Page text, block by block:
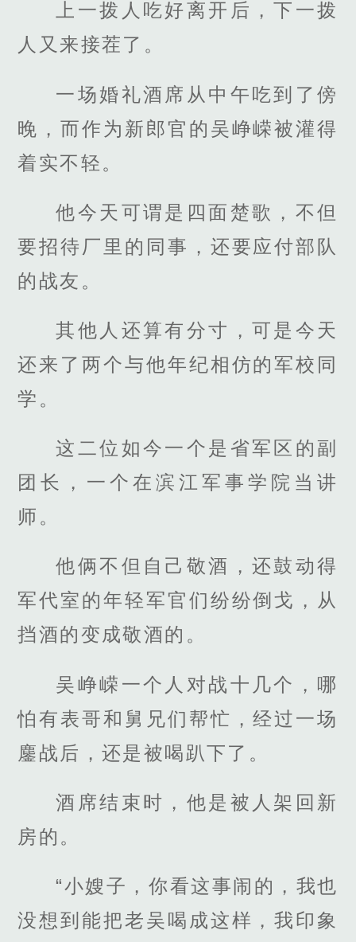
上一拨人吃好离开后，下一拨
人又来接茬了。
一场婚礼酒席从中午吃到了傍
晚，而作为新郎官的吴峥嵘被灌得
着实不轻。
他今天可谓是四面楚歌，不但
要招待厂里的同事，还要应付部队
的战友。
其他人还算有分寸，可是今天
还来了两个与他年纪相仿的军校同
学。
这二位如今一个是省军区的副
团长，一个在滨江军事学院当讲
师。
他俩不但自己敬酒，还鼓动得
军代室的年轻军官们纷纷倒戈，从
挡酒的变成敬酒的。
吴峥嵘一个人对战十几个，哪
怕有表哥和舅兄们帮忙，经过一场
鏖战后，还是被喝趴下了。
酒席结束时，他是被人架回新
房的。
“小嫂子，你看这事闹的，我也
没想到能把老吴喝成这样，我印象